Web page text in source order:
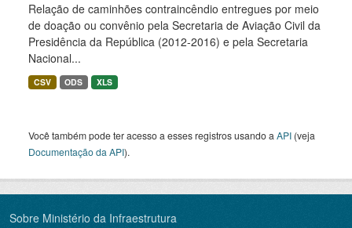
Relação de caminhões contraincêndio entregues por meio
de doação ou convênio pela Secretaria de Aviação Civil da
Presidência da República (2012-2016) e pela Secretaria
Nacional...
CSV ODS XLS
Você também pode ter acesso a esses registros usando a API (veja
Documentação da API).
Sobre Ministério da Infraestrutura